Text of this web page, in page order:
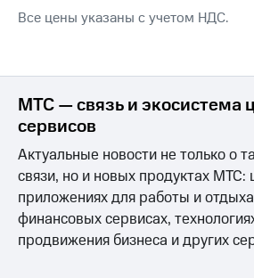
Поддержка
Premium
Подписка
на гигабайты
интернета,
фильмы,
музыка
и многое
другое
Семейная
на тарифы,
доступ
к геолокации
Сертификаты
безопасности
Всё
под
рукой
в Мой МТС
Все цены указаны с учетом НДС.
МТС — связь и экосистема
сервисов
Актуальные новости не только о
связи, но и новых продуктах
приложениях для работы и
финансовых сервисах,
продвижения бизнеса и других